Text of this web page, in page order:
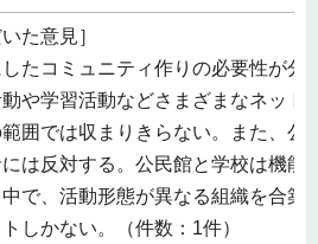
た意見］
たコミュニティ作りの必要性が分
や学習活動などさまざまなネット
囲では収まりきらない。また、公
は反対する。公民館と学校は機能
で、活動形態が異なる組織を合築
しかない。（件数：1件）